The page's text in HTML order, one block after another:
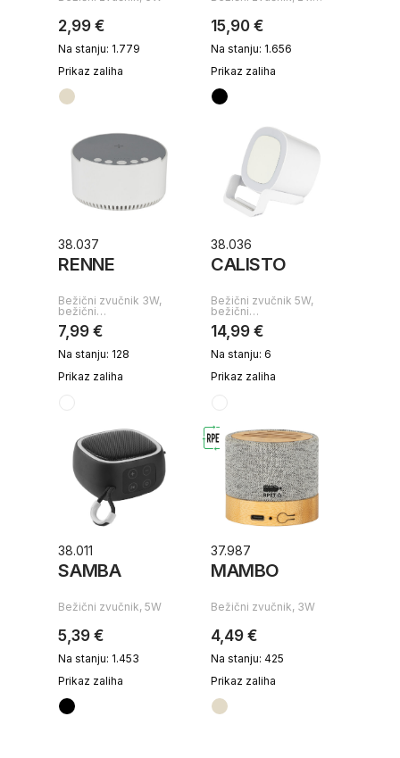
2,99 €
Na stanju: 1.779
Prikaz zaliha
15,90 €
Na stanju: 1.656
Prikaz zaliha
38.037
RENNE
Bežični zvučnik 3W,
bežični…
7,99 €
Na stanju: 128
Prikaz zaliha
38.036
CALISTO
Bežični zvučnik 5W,
bežični…
14,99 €
Na stanju: 6
Prikaz zaliha
38.011
SAMBA
Bežični zvučnik, 5W
5,39 €
Na stanju: 1.453
Prikaz zaliha
37.987
MAMBO
Bežični zvučnik, 3W
4,49 €
Na stanju: 425
Prikaz zaliha